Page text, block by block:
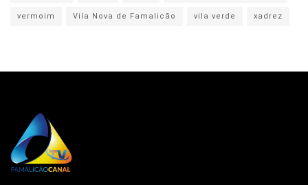
vermoim
Vila Nova de Famalicão vila verde xadrez